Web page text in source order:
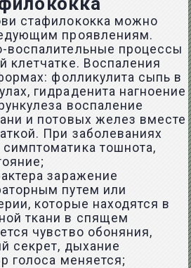
стафилококка можно
проявлениям.
воспалительные процессы
клетчатке. Воспаления
фолликулита сыпь в
гидраденита нагноение
воспаление
и потовых желез вместе
При заболеваниях
тошнота,
заражение
путем или
которые находятся в
ткани в спящем
чувство обоняния,
секрет, дыхание
голоса меняется;